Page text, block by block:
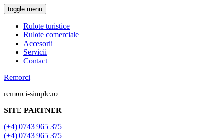
toggle menu
Rulote turistice
Rulote comerciale
Accesorii
Servicii
Contact
Remorci
remorci-simple.ro
SITE PARTNER
(+4) 0743 965 375
(+4) 0743 965 375